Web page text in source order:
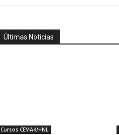
Últimas Noticias
Cursos CEMAK/HNL